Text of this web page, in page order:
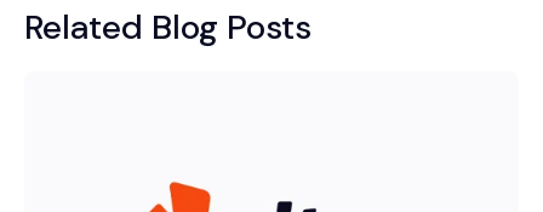
Related Blog Posts